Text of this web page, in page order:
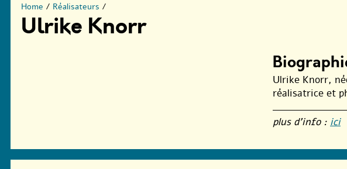
Home / Réalisateurs /
Ulrike Knorr
Ulrike Knorr,
réalisatrice et
plus d’info : ici